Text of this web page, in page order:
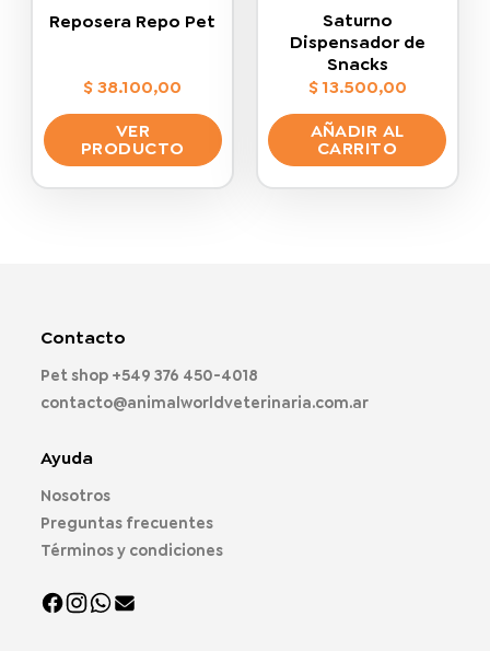
de
producto
Reposera Repo Pet
$38.100,00
VER
PRODUCTO
elegir
en
Saturno
Dispensador de
Snacks
$13.500,00
AÑADIR AL
CARRITO
Contacto
Pet shop +549 376 450-4018
contacto@animalworldveterinaria.com.ar
Ayuda
Nosotros
Preguntas frecuentes
Términos y condiciones